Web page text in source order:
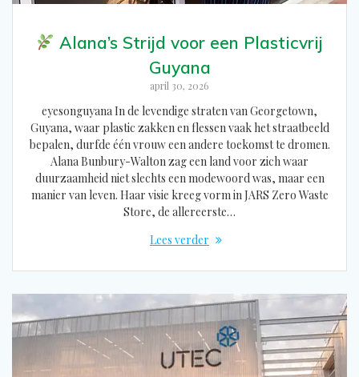
Alana’s Strijd voor een Plasticvrij
Guyana
april 30, 2026
eyesonguyana In de levendige straten van Georgetown,
Guyana, waar plastic zakken en flessen vaak het straatbeeld
bepalen, durfde één vrouw een andere toekomst te dromen.
Alana Bunbury-Walton zag een land voor zich waar
duurzaamheid niet slechts een modewoord was, maar een
manier van leven. Haar visie kreeg vorm in JARS Zero Waste
Store, de allereerste…
Lees verder